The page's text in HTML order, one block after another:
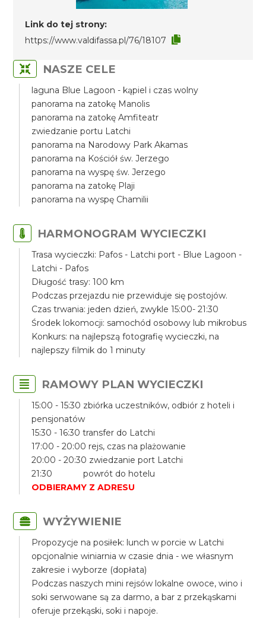
Link do tej strony:
https://www.valdifassa.pl/76/18107
NASZE CELE
laguna Blue Lagoon - kąpiel i czas wolny
panorama na zatokę Manolis
panorama na zatokę Amfiteatr
zwiedzanie portu Latchi
panorama na Narodowy Park Akamas
panorama na Kościół św. Jerzego
panorama na wyspę św. Jerzego
panorama na zatokę Plaji
panorama na wyspę Chamilii
HARMONOGRAM WYCIECZKI
Trasa wycieczki: Pafos - Latchi port - Blue Lagoon -
Latchi - Pafos
Długość trasy: 100 km
Podczas przejazdu nie przewiduje się postojów.
Czas trwania: jeden dzień, zwykle 15:00- 21:30
Środek lokomocji: samochód osobowy lub mikrobus
Konkurs: na najlepszą fotografię wycieczki, na
najlepszy filmik do 1 minuty
RAMOWY PLAN WYCIECZKI
15:00 - 15:30 zbiórka uczestników, odbiór z hoteli i
pensjonatów
15:30 - 16:30 transfer do Latchi
17:00 - 20:00 rejs, czas na plażowanie
20:00 - 20:30 zwiedzanie port Latchi
21:30 powrót do hotelu
ODBIERAMY Z ADRESU
WYŻYWIENIE
Propozycje na posiłek: lunch w porcie w Latchi
opcjonalnie winiarnia w czasie dnia - we własnym
zakresie i wyborze (dopłata)
Podczas naszych mini rejsów lokalne owoce, wino i
soki serwowane są za darmo, a bar z przekąskami
oferuje przekąski, soki i napoje.